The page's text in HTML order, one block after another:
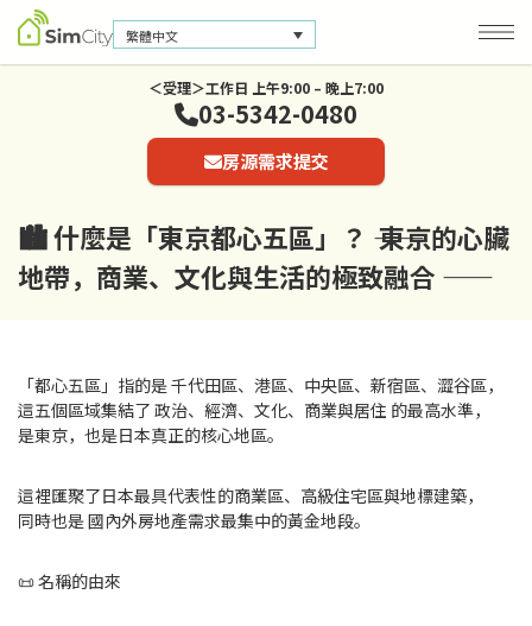
繁體中文
隱私保護政策
＜受理＞工作日 上午9:00 – 晚上7:00
03-5342-0480
房源需求提交
🏙️ 什麼是「東京都心五區」？ ―― 東京的心臟
地帶，商業、文化與生活的極致融合 ――
「都心五區」指的是 千代田區、港區、中央區、新宿區、澀谷區，
這五個區域集結了 政治、經濟、文化、商業與居住 的最高水準，
是東京，也是日本真正的核心地區。
這裡匯聚了日本最具代表性的商業區、高級住宅區與地標建築，
同時也是 國內外房地產需求最集中的黃金地段。
📜 名稱的由來